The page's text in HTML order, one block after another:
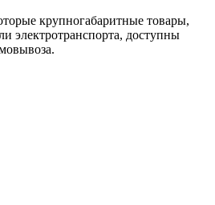
крупногабаритные товары,
электротранспорта, доступны